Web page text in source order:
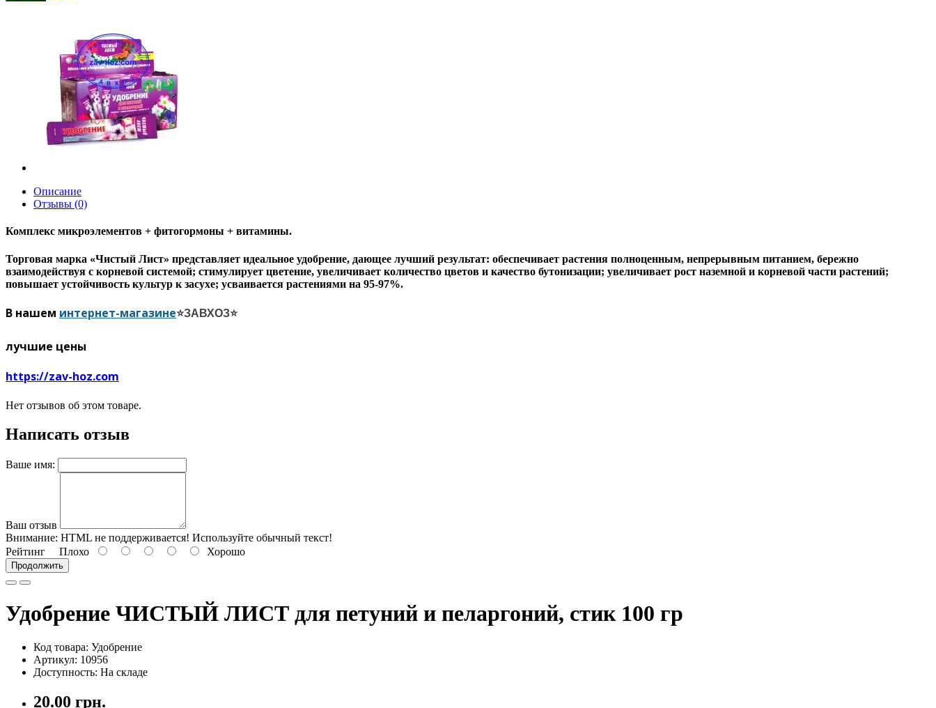
Описание
Отзывы (0)
Комплекс микроэлементов + фитогормоны + витамины.
Торговая марка «Чистый Лист» представляет идеальное удобрение, дающее лучший результат: обеспечивает растения полноценным, непрерывным питанием, бережно
взаимодействуя с корневой системой; стимулирует цветение, увеличивает количество цветов и качество бутонизации; увеличивает рост наземной и корневой части растений;
повышает устойчивость культур к засухе; усваивается растениями на 95-97%.
В нашем интернет-магазине⭐ЗАВХОЗ⭐
лучшие цены
https://zav-hoz.com
Нет отзывов об этом товаре.
Написать отзыв
Ваше имя:
Ваш отзыв
Внимание: HTML не поддерживается! Используйте обычный текст!
Рейтинг Плохо Хорошо
Продолжить
Удобрение ЧИСТЫЙ ЛИСТ для петуний и пеларгоний, стик 100 гр
Код товара: Удобрение
Артикул: 10956
Доступность: На складе
20.00 грн.